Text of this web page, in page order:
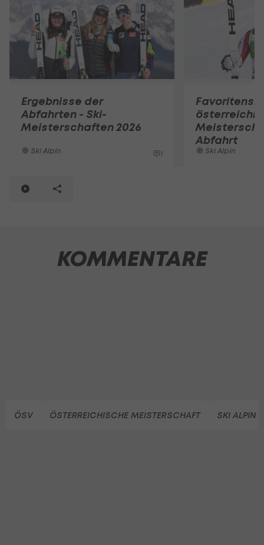
Ergebnisse der
Abfahrten - Ski-
Meisterschaften 2026
Ski Alpin 1
Abfahrt
Ski Alpin
KOMMENTARE
ÖSV ÖSTERREICHISCHE MEISTERSCHAFT SKI ALPIN